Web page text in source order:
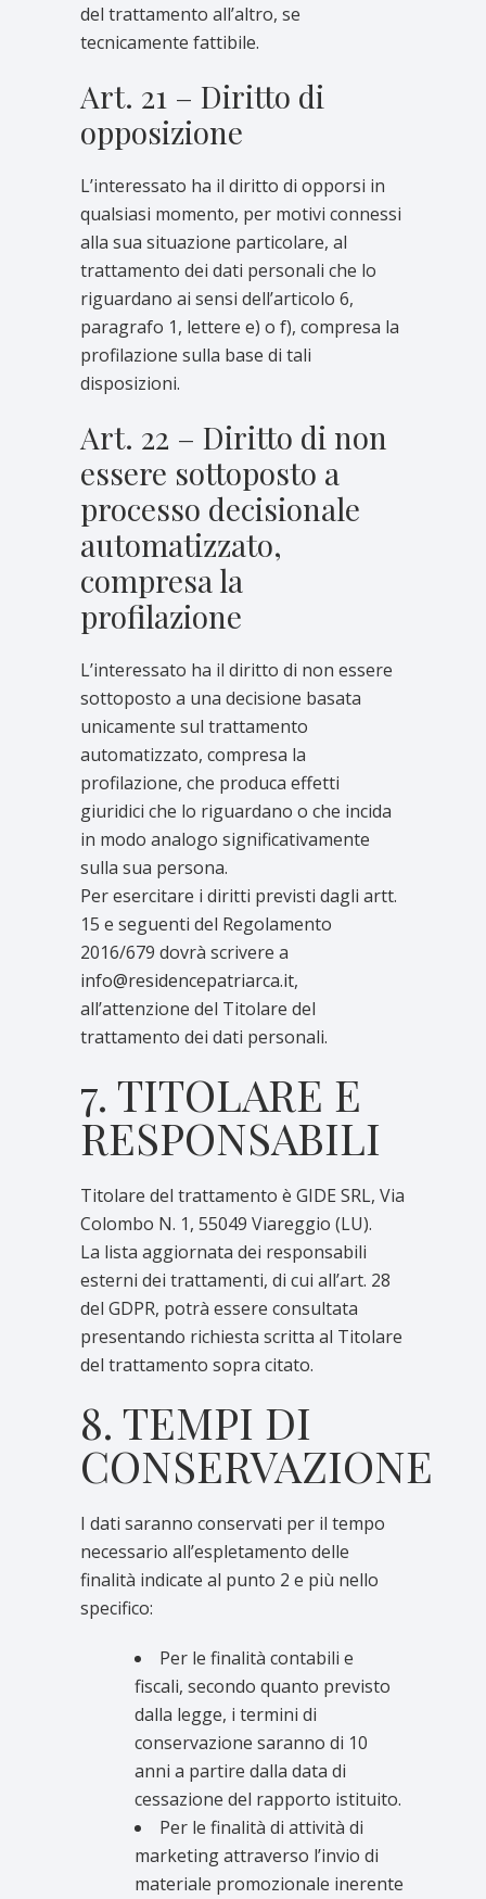
del trattamento all’altro, se
tecnicamente fattibile.
Art. 21 – Diritto di
opposizione
L’interessato ha il diritto di opporsi in
qualsiasi momento, per motivi connessi
alla sua situazione particolare, al
trattamento dei dati personali che lo
riguardano ai sensi dell’articolo 6,
paragrafo 1, lettere e) o f), compresa la
profilazione sulla base di tali
disposizioni.
Art. 22 – Diritto di non
essere sottoposto a
processo decisionale
automatizzato,
compresa la
profilazione
L’interessato ha il diritto di non essere
sottoposto a una decisione basata
unicamente sul trattamento
automatizzato, compresa la
profilazione, che produca effetti
giuridici che lo riguardano o che incida
in modo analogo significativamente
sulla sua persona.
Per esercitare i diritti previsti dagli artt.
15 e seguenti del Regolamento
2016/679 dovrà scrivere a
info@residencepatriarca.it,
all’attenzione del Titolare del
trattamento dei dati personali.
7. TITOLARE E
RESPONSABILI
Titolare del trattamento è GIDE SRL, Via
Colombo N. 1, 55049 Viareggio (LU).
La lista aggiornata dei responsabili
esterni dei trattamenti, di cui all’art. 28
del GDPR, potrà essere consultata
presentando richiesta scritta al Titolare
del trattamento sopra citato.
8. TEMPI DI
CONSERVAZIONE
I dati saranno conservati per il tempo
necessario all’espletamento delle
finalità indicate al punto 2 e più nello
specifico:
Per le finalità contabili e
fiscali, secondo quanto previsto
dalla legge, i termini di
conservazione saranno di 10
anni a partire dalla data di
cessazione del rapporto istituito.
Per le finalità di attività di
marketing attraverso l’invio di
materiale promozionale inerente